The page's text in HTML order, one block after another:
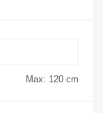
Max: 120 cm